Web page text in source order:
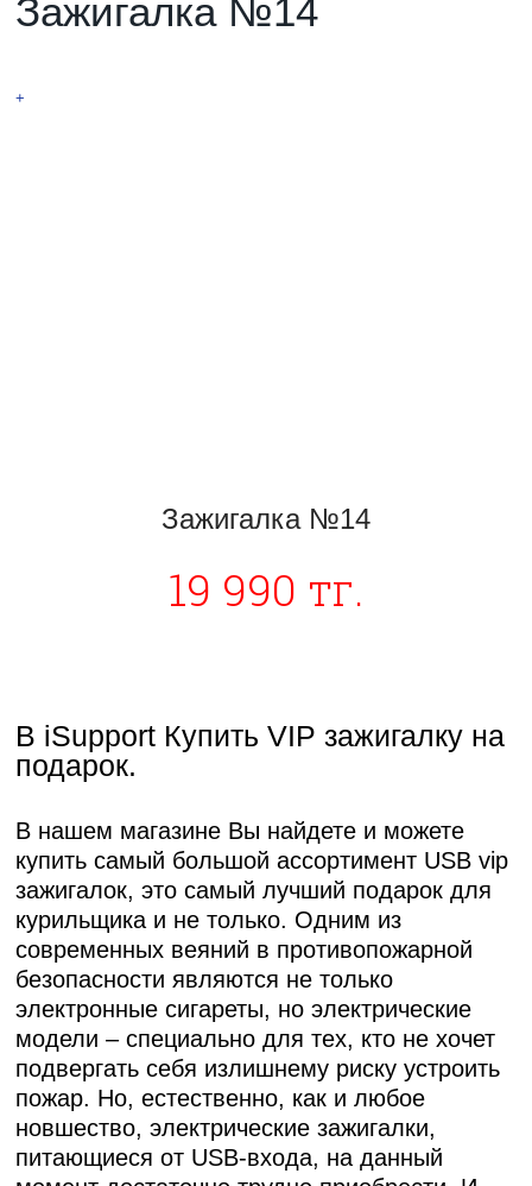
Зажигалка №14
+
Зажигалка №14
19 990 тг.
В iSupport Купить VIP зажигалку на
подарок.
В нашем магазине Вы найдете и можете
купить самый большой ассортимент USB vip
зажигалок, это самый лучший подарок для
курильщика и не только. Одним из
современных веяний в противопожарной
безопасности являются не только
электронные сигареты, но электрические
модели – специально для тех, кто не хочет
подвергать себя излишнему риску устроить
пожар. Но, естественно, как и любое
новшество, электрические зажигалки,
питающиеся от USB-входа, на данный